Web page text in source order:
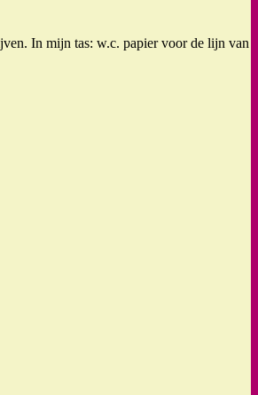
In mijn tas: w.c. papier voor de lijn van